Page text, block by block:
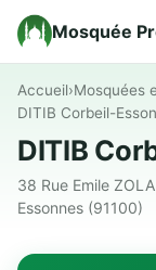
Mosquée
Accueil›Mosquées
DITIB Corbeil-
DITIB
38 Rue Emile
Essonnes (91100)